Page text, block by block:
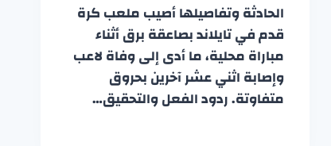
الحادثة وتفاصيلها أصيب ملعب كرة
قدم في تايلاند بصاعقة برق أثناء
مباراة محلية، ما أدى إلى وفاة لاعب
وإصابة اثني عشر آخرين بحروق
متفاوتة. ردود الفعل والتحقيق…